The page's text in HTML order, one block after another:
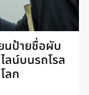
นป้ายชื่อผับ
ลน์บนรถโรล
ลก